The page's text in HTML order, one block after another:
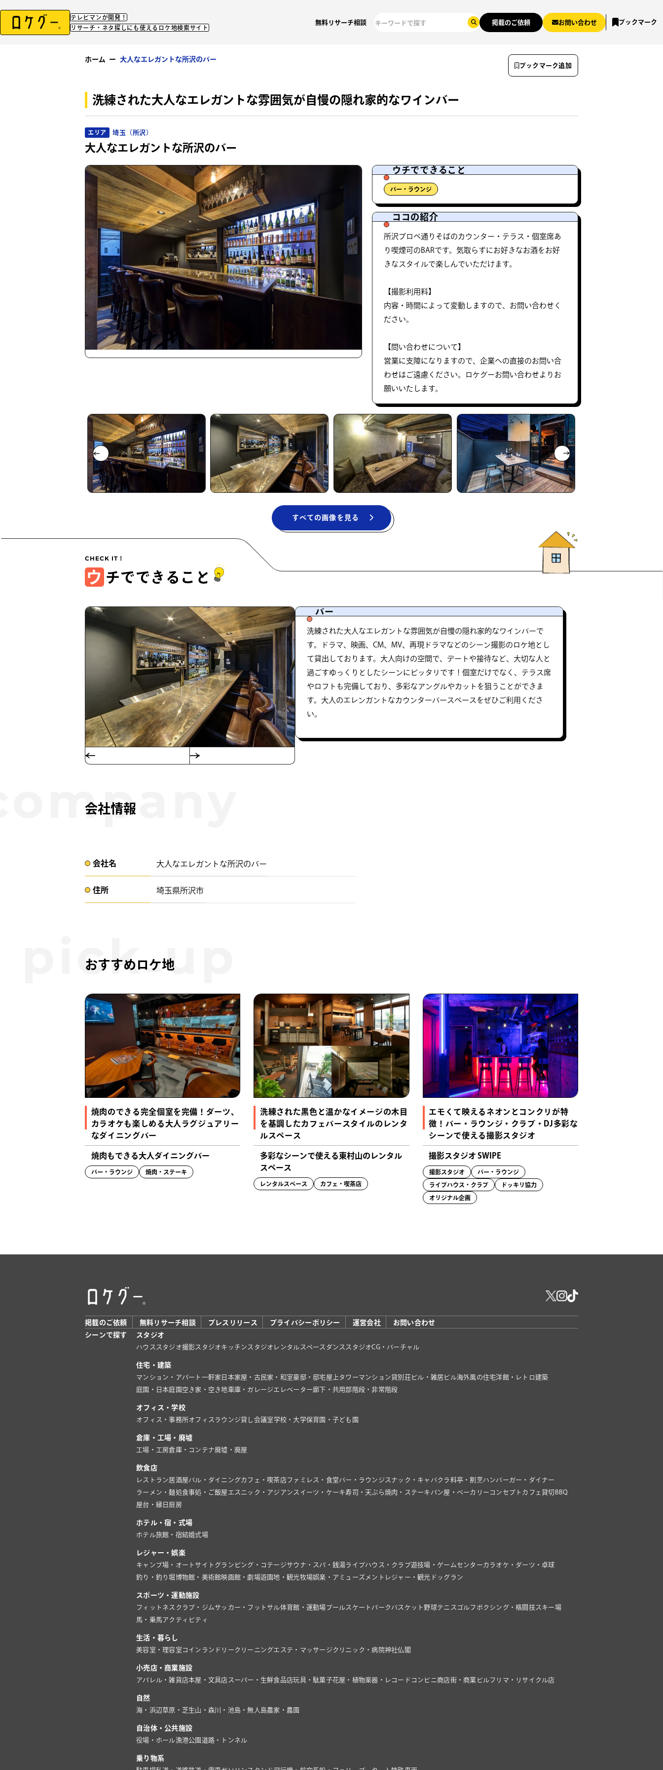
テレビマンが開発！
リサーチ・ネタ探しにも使えるロケ地検索サイト
無料リサーチ相談 掲載のご依頼 お問い合わせ ブックマーク
ホーム ー 大人なエレガントな所沢のバー
洗練された大人なエレガントな雰囲気が自慢の隠れ家的なワインバー
エリア 埼玉（所沢）
大人なエレガントな所沢のバー
ウチでできること
バー・ラウンジ
ココの紹介
所沢プロペ通りそばのカウンター・テラス・個室席あ
り喫煙可のBARです。気取らずにお好きなお酒をお好
きなスタイルで楽しんでいただけます。
【撮影利用料】
内容・時間によって変動しますので、お問い合わせく
ださい。
【問い合わせについて】
営業に支障になりますので、企業への直接のお問い合
わせはご遠慮ください。ロケグーお問い合わせよりお
願いいたします。
すべての画像を見る
ウ チでできること
バー
洗練された大人なエレガントな雰囲気が自慢の隠れ家的なワインバーで
す。ドラマ、映画、CM、MV、再現ドラマなどのシーン撮影のロケ地とし
て貸出しております。大人向けの空間で、デートや接待など、大切な人と
過ごすゆっくりとしたシーンにピッタリです！個室だけでなく、テラス席
やロフトも完備しており、多彩なアングルやカットを狙うことができま
す。大人のエレンガントなカウンターバースペースをぜひご利用くださ
い。
会社情報
会社名​ 大人なエレガントな所沢のバー
住所​​ 埼玉県所沢市 ​
おすすめロケ地
焼肉のできる完全個室を完備！ダーツ、
カラオケも楽しめる大人ラグジュアリー
なダイニングバー
焼肉もできる大人ダイニングバー
バー・ラウンジ 焼肉・ステーキ
洗練された黒色と温かなイメージの木目
を基調したカフェバースタイルのレンタ
ルスペース
多彩なシーンで使える東村山のレンタル
スペース
レンタルスペース カフェ・喫茶店
エモくて映えるネオンとコンクリが特
徴！バー・ラウンジ・クラブ・DJ多彩な
シーンで使える撮影スタジオ
撮影スタジオ SWIPE
撮影スタジオ バー・ラウンジ
ライブハウス・クラブ ドッキリ協力
オリジナル企画
ブックマーク追加
掲載のご依頼 無料リサーチ相談 プレスリリース プライバシーポリシー 運営会社
お問い合わせ
シーンで探す
スタジオ
ハウススタジオ撮影スタジオキッチンスタジオ レンタルスペース ダンススタジオCG・バーチャル
住宅・建築
マンション・アパート 一軒家 日本家屋・古民家・和室豪邸・邸宅屋上タワーマンション貸別荘ビル・雑居ビル海外風の住宅洋館・レトロ建築
庭園・日本庭園 空き家・空き地 車庫・ガレージ エレベーター廊下・共用部階段・非常階段
オフィス・学校
オフィス・事務所オフィスラウンジ貸し会議室学校・大学保育園・子ども園
倉庫・工場・廃墟
工場・工房倉庫・コンテナ廃墟・廃屋
飲食店
レストラン居酒屋バル・ダイニングカフェ・喫茶店ファミレス・食堂バー・ラウンジ スナック・キャバクラ 料亭・割烹ハンバーガー・ダイナー
ラーメン・麺処食事処・ご飯屋 エスニック・アジアン スイーツ・ケーキ寿司・天ぷら焼肉・ステーキ パン屋・ベーカリー コンセプトカフェ貸切BBQ
屋台・縁日 厨房
ホテル・宿・式場
ホテル旅館・宿結婚式場
レジャー・娯楽
キャンプ場・オートサイト グランピング・コテージサウナ・スパ・銭湯ライブハウス・クラブ遊技場・ゲームセンターカラオケ・ダーツ・卓球
釣り・釣り堀博物館・美術館映画館・劇場遊園地・観光牧場娯楽・アミューズメント レジャー・観光 ドッグラン
スポーツ・運動施設
フィットネスクラブ・ジム サッカー・フットサル体育館・運動場プールスケートパーク バスケット 野球テニス ゴルフ ボクシング・格闘技スキー場
馬・乗馬アクティビティ
生活・暮らし
美容室・理容室 コインランドリー クリーニングエステ・マッサージ クリニック・病院神社仏閣
小売店・商業施設
アパレル・雑貨店本屋・文具店 スーパー・生鮮食品店玩具・駄菓子花屋・植物楽器・レコード コンビニ商店街・商業ビルフリマ・リサイクル店
自然
海・浜辺草原・芝生山・森川・池島・無人島農家・農園
自治体・公共施設
役場・ホール漁港公園 道路・トンネル
乗り物系